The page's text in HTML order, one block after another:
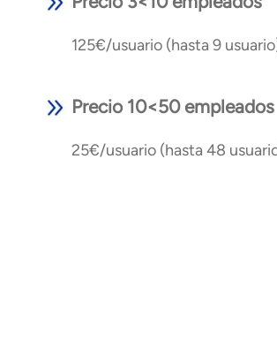
125€/usuario (hasta 9
Precio 10<50 empleados
25€/usuario (hasta 48